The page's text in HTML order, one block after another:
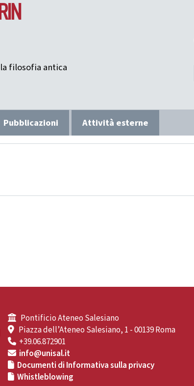
filosofia antica
Pubblicazioni Attività esterne
Pontificio Ateneo Salesiano
Piazza dell’Ateneo Salesiano, 1 - 00139 Roma
+39.06.872901
info@unisal.it
Documenti di Informativa sulla privacy
Whistleblowing